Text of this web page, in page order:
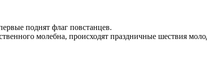
поднят флаг повстанцев.
молебна, происходят праздничные шествия